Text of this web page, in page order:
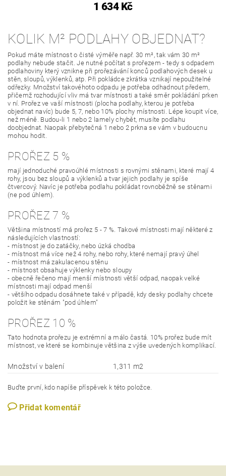
1 634 Kč
KOLIK M² PODLAHY OBJEDNAT?
Pokud máte místnost o čisté výměře např. 30 m², tak vám 30 m²
podlahy nebude stačit. Je nutné počítat s prořezem - tedy s odpadem
podlahoviny který vznikne při prořezávání konců podlahových desek u
stěn, sloupů, výklenků, atp. Při pokládce zkrátka vznikají nepoužitelné
odřezky. Množství takovéhoto odpadu je potřeba odhadnout předem,
přičemž rozhodující vliv má tvar místnosti a také směr pokládání prken
v ní. Prořez ve vaší místnosti (plocha podlahy, kterou je potřeba
objednat navíc) bude 5, 7, nebo 10% plochy místnosti. Lépe koupit více,
než méně. Budou-li 1 nebo 2 lamely chybět, musíte podlahu
doobjednat. Naopak přebytečná 1 nebo 2 prkna se vám v budoucnu
mohou hodit.
PROŘEZ 5 %
mají jednoduché pravoúhlé místnosti s rovnými stěnami, které mají 4
rohy, jsou bez sloupů a výklenků a tvar jejich podlahy je spíše
čtvercový. Navíc je potřeba podlahu pokládat rovnoběžně se stěnami
(ne pod úhlem).
PROŘEZ 7 %
Většina místností má prořez 5 - 7 %. Takové místnosti mají některé z
následujících vlastností:
- místnost je do zatáčky, nebo úzká chodba
- místnost má více než 4 rohy, nebo rohy, které nemají pravý úhel
- místnost má zakulacenou stěnu
- místnost obsahuje výklenky nebo sloupy
- obecně řečeno mají menší místnosti větší odpad, naopak velké
místnosti mají odpad menší
- většího odpadu dosáhnete také v případě, kdy desky podlahy chcete
položit ke stěnám "pod úhlem"
PROŘEZ 10 %
Tato hodnota prořezu je extrémní a málo častá. 10% prořez bude mít
místnost, ve které se kombinuje většina z výše uvedených komplikací.
Množství v balení 1,311 m2
Buďte první, kdo napíše příspěvek k této položce.
Přidat komentář